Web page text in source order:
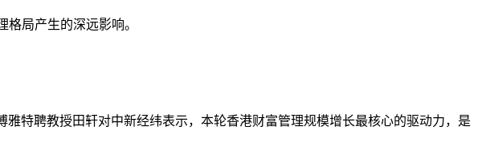
局产生的深远影响。
特聘教授田轩对中新经纬表示，本轮香港财富管理规模增长最核心的驱动力，是